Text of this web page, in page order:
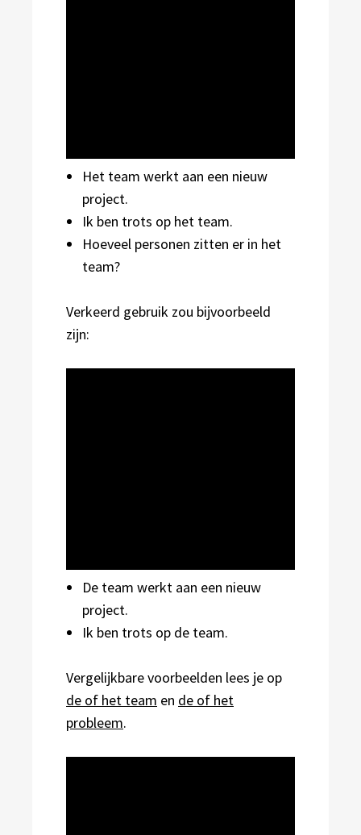
Het team werkt aan een nieuw
project.
Ik ben trots op het team.
Hoeveel personen zitten er in het
team?
Verkeerd gebruik zou bijvoorbeeld
zijn:
De team werkt aan een nieuw
project.
Ik ben trots op de team.
Vergelijkbare voorbeelden lees je op
de of het team en de of het
probleem.